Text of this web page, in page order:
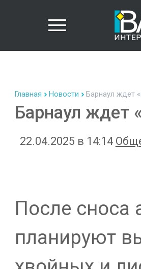
Главная Новости Барнаул ждет
Барнаул ждет
22.04.2025 в 14:14
После сноса
планируют